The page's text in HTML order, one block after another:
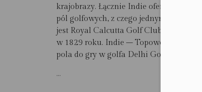
krajobrazy. Łącznie Indie oferują ponad
pól golfowych, z czego jednym z
jest Royal Calcutta Golf Club, założone
w 1829 roku. Indie – Topowe 18-
pola do gry w golfa Delhi Golf...
...